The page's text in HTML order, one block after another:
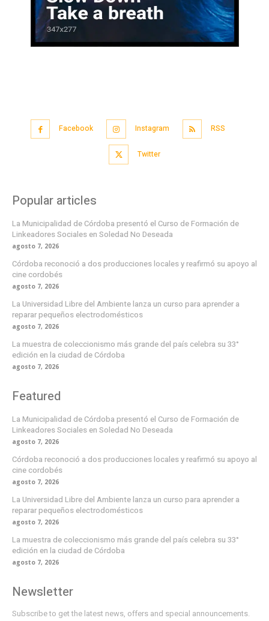
Facebook Instagram RSS
Twitter
Popular articles
La Municipalidad de Córdoba presentó el Curso de Formación de
Linkeadores Sociales en Soledad No Deseada
agosto 7, 2026
Córdoba reconoció a dos producciones locales y reafirmó su apoyo al
cine cordobés
agosto 7, 2026
La Universidad Libre del Ambiente lanza un curso para aprender a
reparar pequeños electrodomésticos
agosto 7, 2026
La muestra de coleccionismo más grande del país celebra su 33°
edición en la ciudad de Córdoba
agosto 7, 2026
Featured
La Municipalidad de Córdoba presentó el Curso de Formación de
Linkeadores Sociales en Soledad No Deseada
agosto 7, 2026
Córdoba reconoció a dos producciones locales y reafirmó su apoyo al
cine cordobés
agosto 7, 2026
La Universidad Libre del Ambiente lanza un curso para aprender a
reparar pequeños electrodomésticos
agosto 7, 2026
La muestra de coleccionismo más grande del país celebra su 33°
edición en la ciudad de Córdoba
agosto 7, 2026
Newsletter
Subscribe to get the latest news, offers and special announcements.